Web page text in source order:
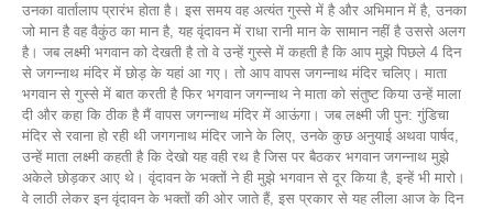
उनका वार्तालाप प्रारंभ होता है। इस समय वह अत्यंत गुस्से में है और अभिमान में है, उनका
जो मान है वह वैकुंठ का मान है, यह वृंदावन में राधा रानी मान के सामान नहीं है उससे अलग
है। जब लक्ष्मी भगवान को देखती है तो वे उन्हें गुस्से में कहती है कि आप मुझे पिछले 4 दिन
से जगन्नाथ मंदिर में छोड़ के यहां आ गए। तो आप वापस जगन्नाथ मंदिर चलिए। माता
भगवान से गुस्से में बात करती है फिर भगवान जगन्नाथ ने माता को संतुष्ट किया उन्हें माला
दी और कहा कि ठीक है मैं वापस जगन्नाथ मंदिर में आऊंगा। जब लक्ष्मी जी पुन: गुंडिचा
मंदिर से रवाना हो रही थी जगगनाथ मंदिर जाने के लिए, उनके कुछ अनुयाई अथवा पार्षद,
उन्हें माता लक्ष्मी कहती है कि देखो यह वही रथ है जिस पर बैठकर भगवान जगन्नाथ मुझे
अकेले छोड़कर आए थे। वृंदावन के भक्तों ने ही मुझे भगवान से दूर किया है, इन्हें भी मारो।
वे लाठी लेकर इन वृंदावन के भक्तों की ओर जाते हैं, इस प्रकार से यह लीला आज के दिन